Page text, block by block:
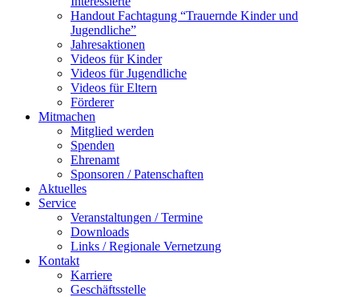
Handout Fachtagung “Trauernde Kinder und
Jugendliche”
Jahresaktionen
Videos für Kinder
Videos für Jugendliche
Videos für Eltern
Förderer
Mitmachen
Mitglied werden
Spenden
Ehrenamt
Sponsoren / Patenschaften
Aktuelles
Service
Veranstaltungen / Termine
Downloads
Links / Regionale Vernetzung
Kontakt
Karriere
Geschäftsstelle